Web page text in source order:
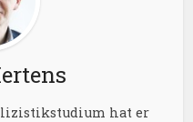
hat er